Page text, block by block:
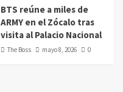
BTS reúne a miles de
ARMY en el Zócalo tras
visita al Palacio Nacional
The Boss mayo 8, 2026 0